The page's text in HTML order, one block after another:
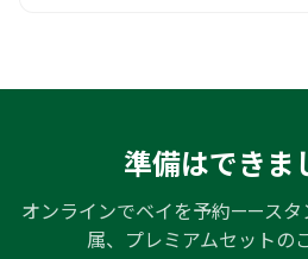
準備はできま
オンラインでベイを予約——スタ
属、プレミアムセットの